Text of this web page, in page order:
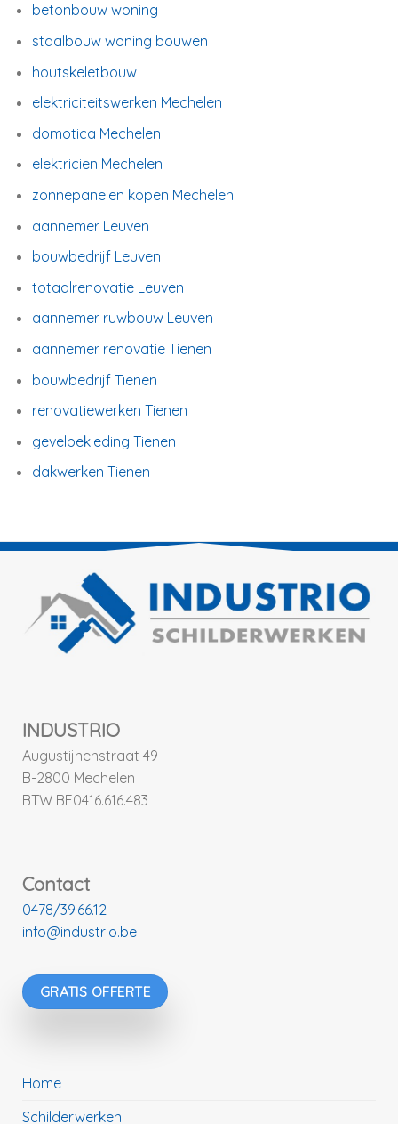
betonbouw woning
staalbouw woning bouwen
houtskeletbouw
elektriciteitswerken Mechelen
domotica Mechelen
elektricien Mechelen
zonnepanelen kopen Mechelen
aannemer Leuven
bouwbedrijf Leuven
totaalrenovatie Leuven
aannemer ruwbouw Leuven
aannemer renovatie Tienen
bouwbedrijf Tienen
renovatiewerken Tienen
gevelbekleding Tienen
dakwerken Tienen
INDUSTRIO
Augustijnenstraat 49
B-2800 Mechelen
BTW BE0416.616.483
Contact
0478/39.66.12
info@industrio.be
GRATIS OFFERTE
Home
Schilderwerken